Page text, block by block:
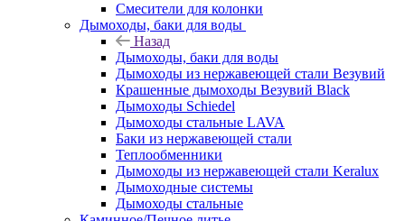
Смесители для колонки
Дымоходы, баки для воды
Назад
Дымоходы, баки для воды
Дымоходы из нержавеющей стали Везувий
Крашенные дымоходы Везувий Black
Дымоходы Schiedel
Дымоходы стальные LAVA
Баки из нержавеющей стали
Теплообменники
Дымоходы из нержавеющей стали Keralux
Дымоходные системы
Дымоходы стальные